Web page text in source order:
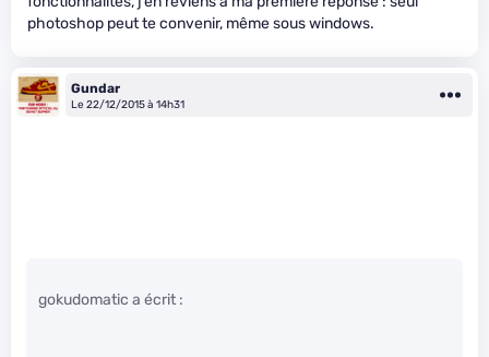
photoshop peut te convenir, même sous windows.
Gundar
Le 22/12/2015 à 14h31
gokudomatic a écrit :